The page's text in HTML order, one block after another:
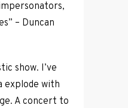
– Duncan
show. I’ve
explode with
A concert to